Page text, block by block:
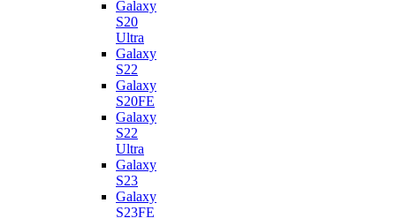
Galaxy
S20
Ultra
Galaxy
S22
Galaxy
S20FE
Galaxy
S22
Ultra
Galaxy
S23
Galaxy
S23FE